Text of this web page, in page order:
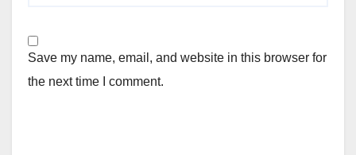
Save my name, email, and website in this browser for
the next time I comment.